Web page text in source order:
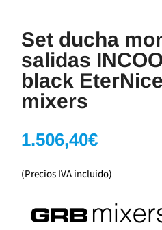
Set ducha
salidas
black
mixers
1.506,40€
(Precios IVA incluido)